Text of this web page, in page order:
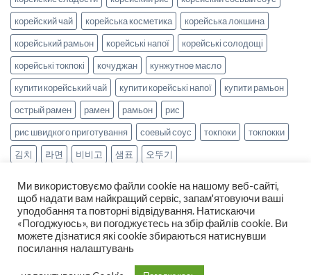
корейский чай
корейська косметика
корейська локшина
корейський рамьон
корейські напої
корейські солодощі
корейські токпокі
кочуджан
кунжутное масло
купити корейський чай
купити корейські напої
купити рамьон
острый рамен
рамен рамьон
рис
рис швидкого приготування
соевый соус токпоки
токпокки
김치
라면 비비고 샘표 오뚜기
НОВИНИ РЕЦЕПТИ
ОПЛАТА ТА ДОСТАВКА
ДОГОВІР ОФЕРТИ
Ми використовуємо файли cookie на нашому веб-сайті,
щоб надати вам найкращий сервіс, запам'ятовуючи ваші
уподобання та повторні відвідування. Натискаючи
«Погоджуюсь», ви погоджуєтесь на збір файлів cookie. Ви
можете дізнатися які cookie збираються натиснувши
посилання налаштувань